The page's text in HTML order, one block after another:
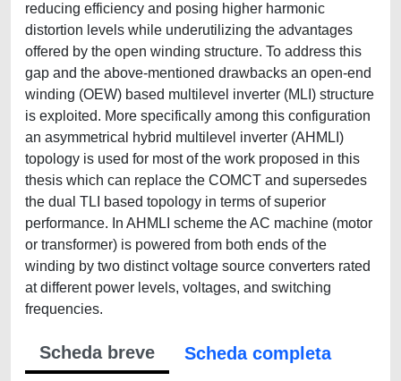
reducing efficiency and posing higher harmonic
distortion levels while underutilizing the advantages
offered by the open winding structure. To address this
gap and the above-mentioned drawbacks an open-end
winding (OEW) based multilevel inverter (MLI) structure
is exploited. More specifically among this configuration
an asymmetrical hybrid multilevel inverter (AHMLI)
topology is used for most of the work proposed in this
thesis which can replace the COMCT and supersedes
the dual TLI based topology in terms of superior
performance. In AHMLI scheme the AC machine (motor
or transformer) is powered from both ends of the
winding by two distinct voltage source converters rated
at different power levels, voltages, and switching
frequencies.
Scheda breve
Scheda completa